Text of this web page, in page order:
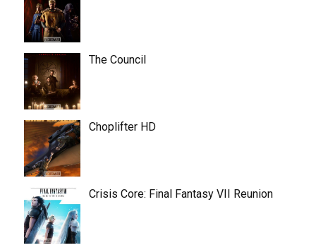
The Council
Choplifter HD
Crisis Core: Final Fantasy VII Reunion